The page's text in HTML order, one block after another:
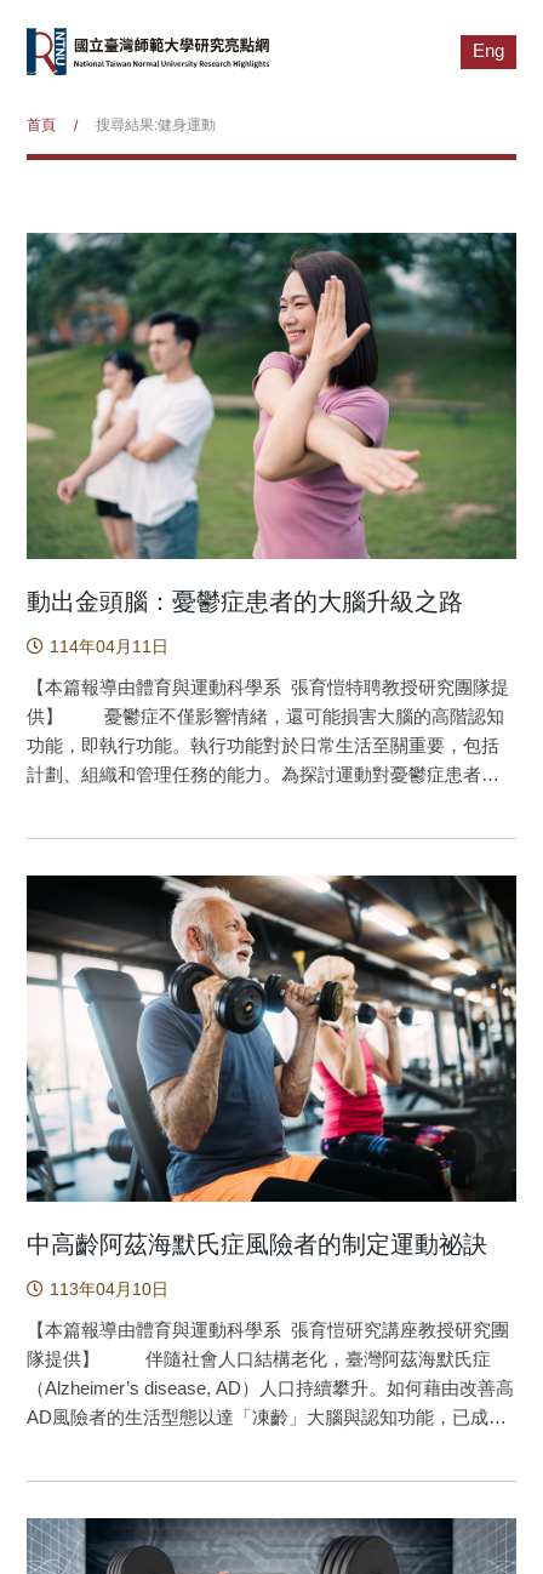
Eng
首頁 / 搜尋結果:健身運動
動出金頭腦：憂鬱症患者的大腦升級之路
114年04月11日
【本篇報導由體育與運動科學系 張育愷特聘教授研究團隊提
供】 憂鬱症不僅影響情緒，還可能損害大腦的高階認知
功能，即執行功能。執行功能對於日常生活至關重要，包括
計劃、組織和管理任務的能力。為探討運動對憂鬱症患者執
改善憂鬱症患者的執行功能，特別是在工作記憶、認知靈活
性和推理/計劃等方面。研究進一步發現，某些運動方式比其
他更有效。有氧運動，如跑步或騎自行車，展現出較好的效
果。中等到高強度的運動比低強度運動更能改善執行功能。
且最好每週至少運動三次，每次不超過60分鐘，並持續13週
或更長時間。這項研究為憂鬱症患者提供了一種非藥物治療
的新選擇。它不僅可以改善患者的心理健康，還能提升其認
知能力。對於醫療專業人員來說，這些發現也有助制定更精
確的運動處方，以協助受執行功能下所擾之憂鬱症患者。 憂
鬱症與執行功能 據統計，全球約有3.5億人飽受憂鬱症困
擾。憂鬱症與不良的人際關係、教育和財務狀況有關，更可
行功能對於人們來說至關重要，其不僅能夠抵禦誘惑或負面
然而，憂鬱症卻會損害如此重要的能力，人們該如何改善它
呢？健身運動，或可能提供一項新的可能！ 研究概況與發現
這項由臺灣、美國等研究者共同完成的研究，探討了運
動對憂鬱症患者執行功能的影響。這項研究分析了14項實證
性研究，納入1201名憂鬱症患者。研究者們想要了解運動訓
三大面向。這意味著通過適當的運動訓練，憂鬱症患者可能
會提升其記憶與處理訊息的能力，同時更容易適應新情境，
中高齡阿茲海默氏症風險者的制定運動祕訣
113年04月10日
【本篇報導由體育與運動科學系 張育愷研究講座教授研究團
隊提供】 伴隨社會人口結構老化，臺灣阿茲海默氏症
（Alzheimer’s disease, AD）人口持續攀升。如何藉由改善高
AD風險者的生活型態以達「凍齡」大腦與認知功能，已成為
動強度與時間，探討相同於單次20分鐘中等強度腳踏車健身
運動量之運動處方，對中高齡不同AD風險者抑制能力行為表